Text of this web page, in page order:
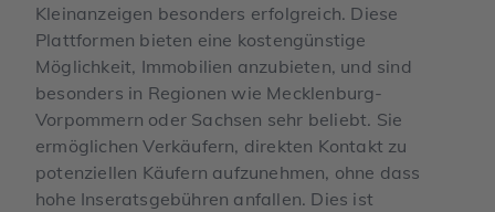
Kleinanzeigen besonders erfolgreich. Diese
Plattformen bieten eine kostengünstige
Möglichkeit, Immobilien anzubieten, und sind
besonders in Regionen wie Mecklenburg-
Vorpommern oder Sachsen sehr beliebt. Sie
ermöglichen Verkäufern, direkten Kontakt zu
potenziellen Käufern aufzunehmen, ohne dass
hohe Inseratsgebühren anfallen. Dies ist